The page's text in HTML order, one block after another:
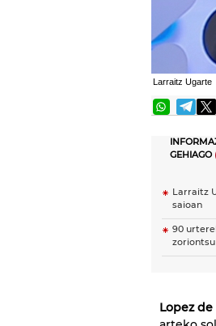
Larraitz Ugarte
GEHIAGO
Larraitz
saioan
90
zoriontsu
Lopez